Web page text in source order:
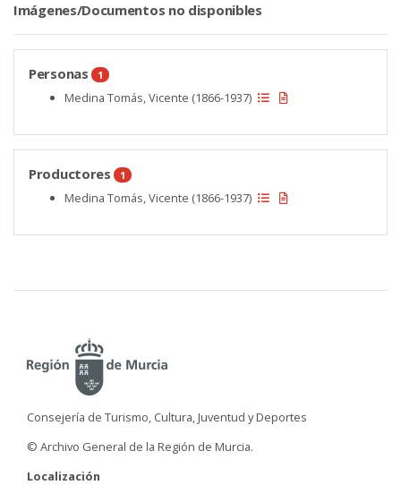
Imágenes/Documentos no disponibles
Personas 1
Medina Tomás, Vicente (1866-1937)
Productores 1
Medina Tomás, Vicente (1866-1937)
Consejería de Turismo, Cultura, Juventud y Deportes
© Archivo General de la Región de Murcia.
Localización